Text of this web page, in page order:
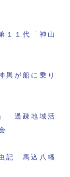
１１代「神山
が船に乗り
過疎地域活
記 馬込八幡